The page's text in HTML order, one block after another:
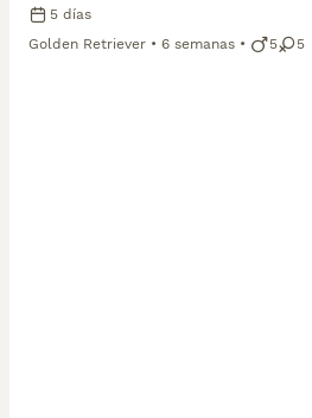
5 días
Golden Retriever
6 semanas 5 5